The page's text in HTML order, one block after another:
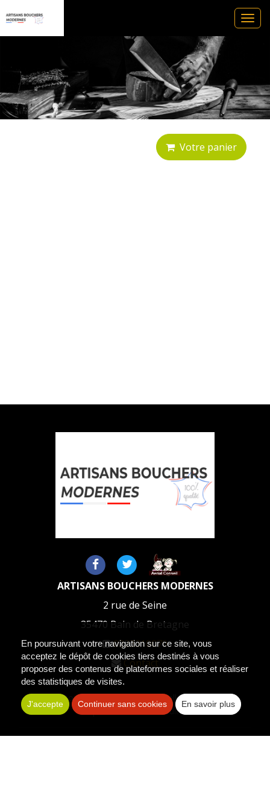
Votre panier
ARTISANS BOUCHERS MODERNES
2 rue de Seine
35470 Bain de Bretagne
0223310079
Contact
Les photos sont des propriétés intellectuelles, toute
reproduction est interdite.
En poursuivant votre navigation sur ce site, vous
acceptez le dépôt de cookies tiers destinés à vous
proposer des contenus de plateformes sociales et réaliser
des statistiques de visites.
J'accepte Continuer sans cookies En savoir plus